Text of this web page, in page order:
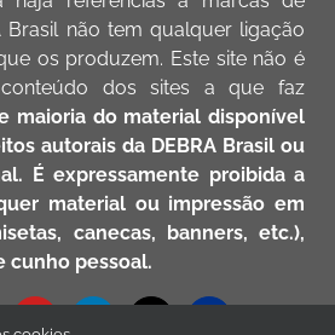
Brasil não tem qualquer ligação
os produzem. Este site não é
dos sites a que faz
maioria do material disponível
autorais da DEBRA Brasil ou
É expressamente proibida a
material ou impressão em
canecas, banners, etc.),
cunho pessoal.